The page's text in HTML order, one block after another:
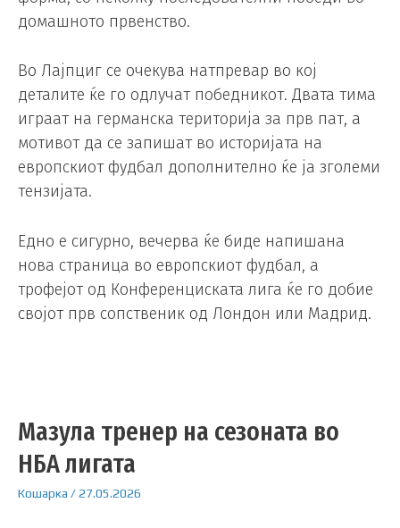
домашното првенство.
Во Лајпциг се очекува натпревар во кој
деталите ќе го одлучат победникот. Двата тима
играат на германска територија за прв пат, а
мотивот да се запишат во историјата на
европскиот фудбал дополнително ќе ја зголеми
тензијата.
Едно е сигурно, вечерва ќе биде напишана
нова страница во европскиот фудбал, а
трофејот од Конференциската лига ќе го добие
својот прв сопственик од Лондон или Мадрид.
Мазула тренер на сезоната во
НБА лигата
Кошарка /27.05.2026